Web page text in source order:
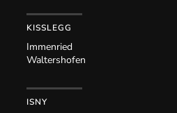
KISSLEGG
Immenried
Waltershofen
ISNY